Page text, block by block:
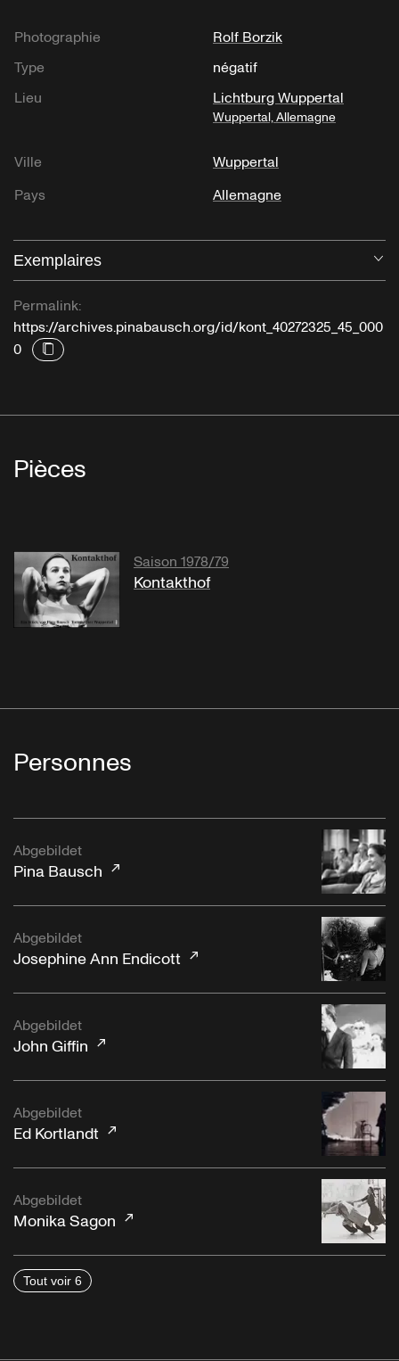
Photographie
Rolf Borzik
Type
négatif
Lieu
Lichtburg Wuppertal
Wuppertal, Allemagne
Ville
Wuppertal
Pays
Allemagne
Exemplaires
Permalink:
https://archives.pinabausch.org/id/kont_40272325_45_000
0
Pièces
Saison 1978/79
Kontakthof
Personnes
Abgebildet
Pina Bausch
Abgebildet
Josephine Ann Endicott
Abgebildet
John Giffin
Abgebildet
Ed Kortlandt
Abgebildet
Monika Sagon
Tout voir 6